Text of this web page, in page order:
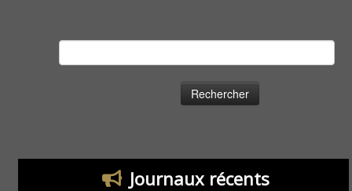
Journaux récents